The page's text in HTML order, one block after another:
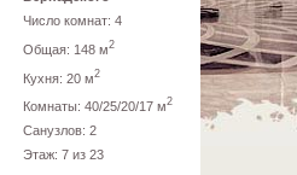
Число комнат: 4
Общая: 148 м2
Кухня: 20 м2
Комнаты: 40/25/20/17 м2
Санузлов: 2
Этаж: 7 из 23